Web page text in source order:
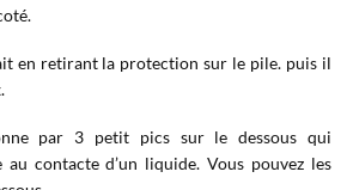
en retirant la protection sur le pile. puis il
par 3 petit pics sur le dessous qui
contacte d’un liquide. Vous pouvez les